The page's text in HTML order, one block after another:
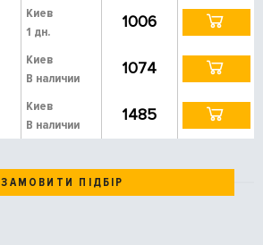
Киев
1 дн.
1006
Киев
В наличии
1074
Киев
В наличии
1485
ЗАМОВИТИ ПІДБІР